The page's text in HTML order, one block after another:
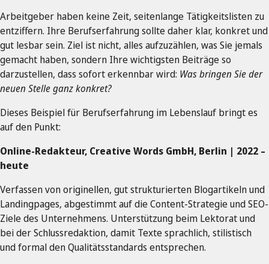
Arbeitgeber haben keine Zeit, seitenlange Tätigkeitslisten zu
entziffern. Ihre Berufserfahrung sollte daher klar, konkret und
gut lesbar sein. Ziel ist nicht, alles aufzuzählen, was Sie jemals
gemacht haben, sondern Ihre wichtigsten Beiträge so
darzustellen, dass sofort erkennbar wird: Was bringen Sie der
neuen Stelle ganz konkret?
Dieses Beispiel für Berufserfahrung im Lebenslauf bringt es
auf den Punkt:
Online-Redakteur, Creative Words GmbH, Berlin | 2022 –
heute
Verfassen von originellen, gut strukturierten Blogartikeln und
Landingpages, abgestimmt auf die Content-Strategie und SEO-
Ziele des Unternehmens. Unterstützung beim Lektorat und
bei der Schlussredaktion, damit Texte sprachlich, stilistisch
und formal den Qualitätsstandards entsprechen.